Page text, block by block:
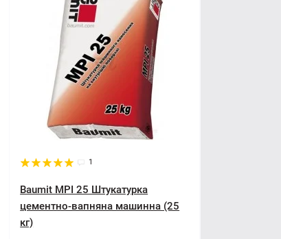
1
Baumit MPI 25 Штукатурка
цементно-вапняна машинна (25
кг)